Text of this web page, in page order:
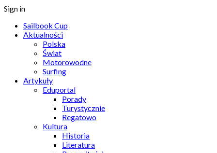
Sign in
Sailbook Cup
Aktualności
Polska
Świat
Motorowodne
Surfing
Artykuły
Eduportal
Porady
Turystycznie
Regatowo
Kultura
Historia
Literatura